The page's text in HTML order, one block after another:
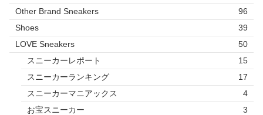
Other Brand Sneakers
96
Shoes
39
LOVE Sneakers
50
スニーカーレポート
15
スニーカーランキング
17
スニーカーマニアックス
4
お宝スニーカー
3